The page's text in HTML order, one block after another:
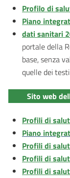
Profilo di
Piano
dati sanitari
portale della
base, senza
quelle dei
Sito web
Profili di
Piano
Profili di
Profili di
Profili di